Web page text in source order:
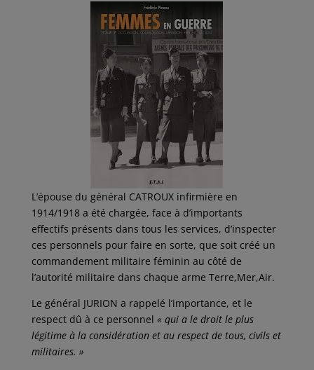
L’épouse du général CATROUX infirmière en
1914/1918 a été chargée, face à d’importants
effectifs présents dans tous les services, d’inspecter
ces personnels pour faire en sorte, que soit créé un
commandement militaire féminin au côté de
l’autorité militaire dans chaque arme Terre,Mer,Air.
Le général JURION a rappelé l’importance, et le
respect dû à ce personnel « qui a le droit le plus
légitime à la considération et au respect de tous, civils et
militaires. »